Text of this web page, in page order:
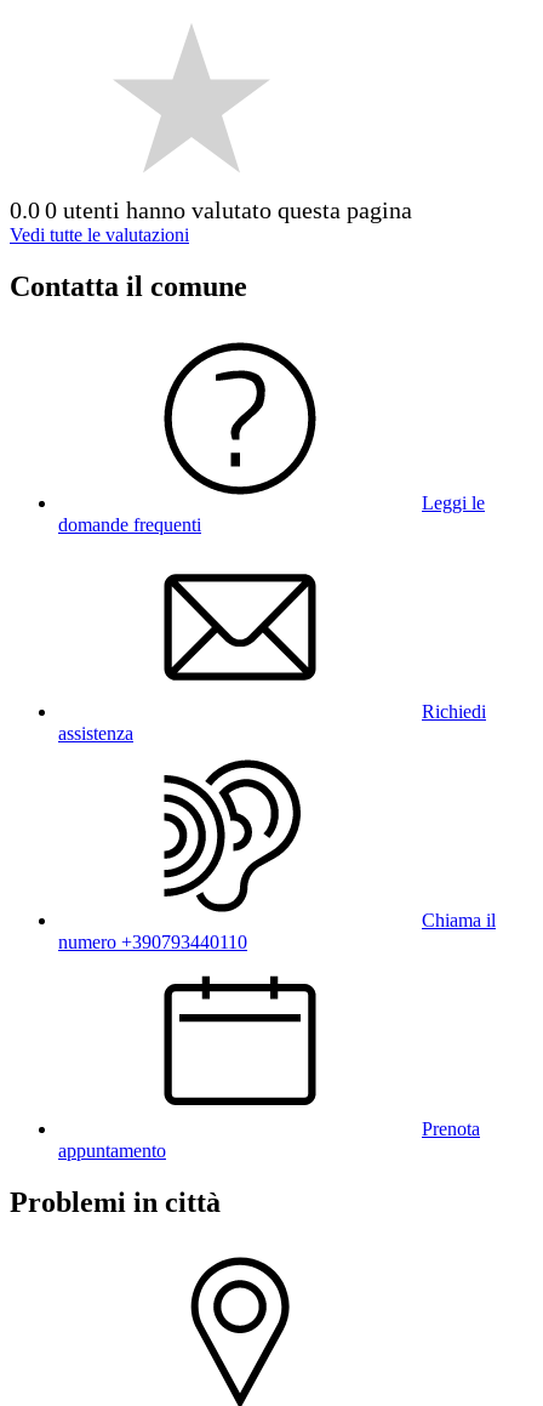
0.00 utenti hanno valutato questa pagina
Vedi tutte le valutazioni
Contatta il comune
Leggi le
domande frequenti
Richiedi
assistenza
Chiama il
numero +390793440110
Prenota
appuntamento
Problemi in città